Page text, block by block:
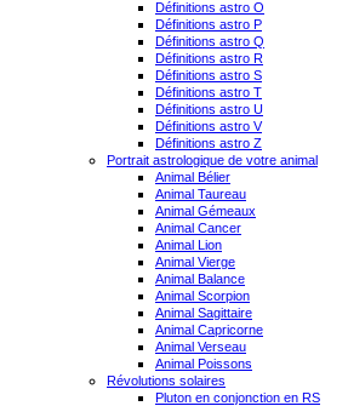
Définitions astro O
Définitions astro P
Définitions astro Q
Définitions astro R
Définitions astro S
Définitions astro T
Définitions astro U
Définitions astro V
Définitions astro Z
Portrait astrologique de votre animal
Animal Bélier
Animal Taureau
Animal Gémeaux
Animal Cancer
Animal Lion
Animal Vierge
Animal Balance
Animal Scorpion
Animal Sagittaire
Animal Capricorne
Animal Verseau
Animal Poissons
Révolutions solaires
Pluton en conjonction en RS